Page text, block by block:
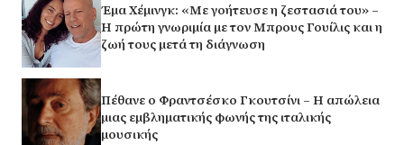
Έμα Χέμινγκ: «Με γοήτευσε η ζεστασιά του» –
Η πρώτη γνωριμία με τον Μπρους Γουίλις και η
ζωή τους μετά τη διάγνωση
Πέθανε ο Φραντσέσκο Γκουτσίνι – Η απώλεια
μιας εμβληματικής φωνής της ιταλικής
μουσικής